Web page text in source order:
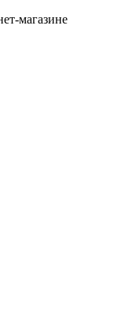
магазине